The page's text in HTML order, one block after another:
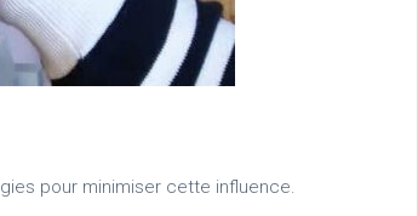
pour minimiser cette influence.